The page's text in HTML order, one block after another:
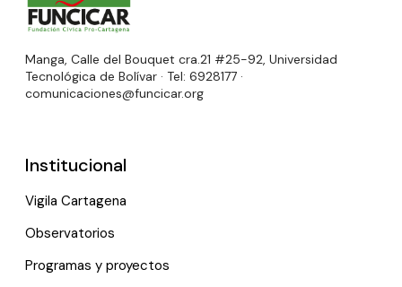
Manga, Calle del Bouquet cra.21 #25-92, Universidad
Tecnológica de Bolívar · Tel: 6928177 ·
comunicaciones@funcicar.org
Institucional
Vigila Cartagena
Observatorios
Programas y proyectos